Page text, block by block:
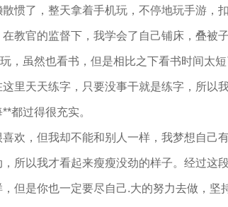
惯了，整天拿着手机玩，不停地玩手游，
教官的监督下，我学会了自己铺床，叠被
，虽然也看书，但是相比之下看书时间太
里天天练字，只要没事干就是练字，所以
都过得很充实。
，但我却不能和别人一样，我梦想自己
所以我才看起来瘦瘦没劲的样子。经过这
但是你也一定要尽自己.大的努力去做，坚